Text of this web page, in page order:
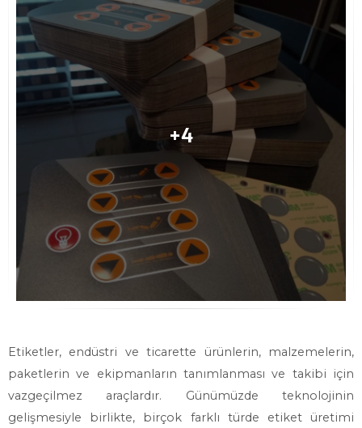
Etiketler, endüstri ve ticarette ürünlerin, malzemelerin,
paketlerin ve ekipmanların tanımlanması ve takibi için
vazgeçilmez araçlardır. Günümüzde teknolojinin
gelişmesiyle birlikte, birçok farklı türde etiket üretimi